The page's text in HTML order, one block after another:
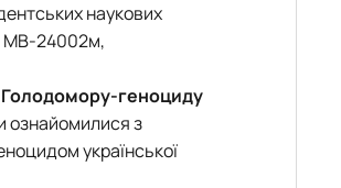
наукових
МВ-24002м,
геноциду
ознайомилися з
української